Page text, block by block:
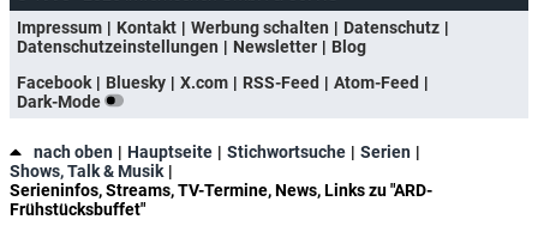
Impressum
Kontakt Werbung schalten
Datenschutz
Datenschutzeinstellungen
Newsletter
Blog
Facebook
Bluesky X.com RSS-Feed
Atom-Feed
Dark-Mode
nach oben Hauptseite Stichwortsuche
Serien
Shows, Talk & Musik
Serieninfos, Streams, TV-Termine, News, Links zu "ARD-
Frühstücksbuffet"